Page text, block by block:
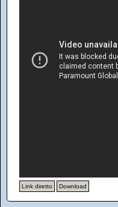
Link diretto Download